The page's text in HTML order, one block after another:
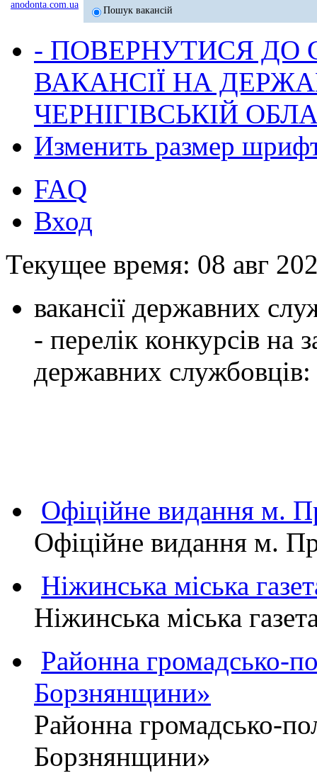
Пошук вакансій
- ПОВЕРНУТИСЯ ДО
ВАКАНСІЇ НА
ЧЕРНІГІВСЬКІЙ
Изменить размер
FAQ
Вход
Текущее время: 08 авг
вакансії державних
- перелік конкурсів на
державних службовців:
Офіційне видання
Офіційне видання м.
Ніжинська міська
Ніжинська міська
Районна громадсько-
Борзнянщини»
Районна громадсько-
Борзнянщини»